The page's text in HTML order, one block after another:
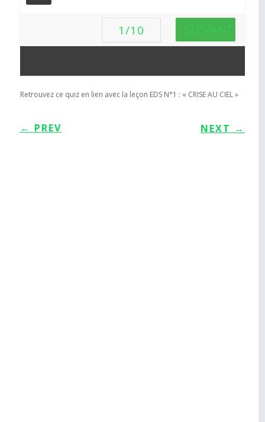
1/10 SUIVANT
Retrouvez ce quiz en lien avec la leçon EDS N°1 : « CRISE AU CIEL »
← PREV NEXT →